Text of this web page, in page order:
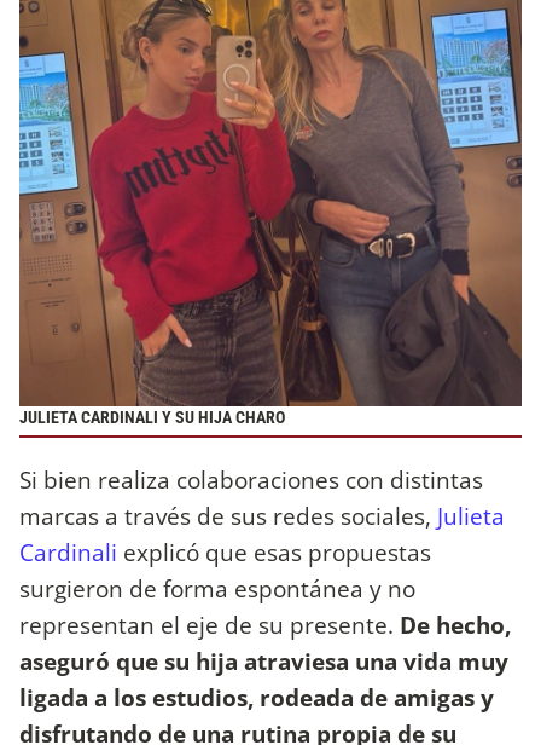
JULIETA CARDINALI Y SU HIJA CHARO
Si bien realiza colaboraciones con distintas
marcas a través de sus redes sociales, Julieta
Cardinali explicó que esas propuestas
surgieron de forma espontánea y no
representan el eje de su presente. De hecho,
aseguró que su hija atraviesa una vida muy
ligada a los estudios, rodeada de amigas y
disfrutando de una rutina propia de su